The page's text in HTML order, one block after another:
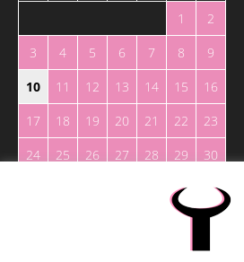
1
2
3
4 5 6 7 8
9
10
11 12 13 14 15
16
17
18 19 20 21 22
23
24
25 26 27 28 29
30